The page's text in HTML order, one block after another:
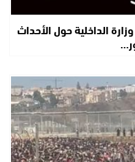
الداخلية حول الأحداث